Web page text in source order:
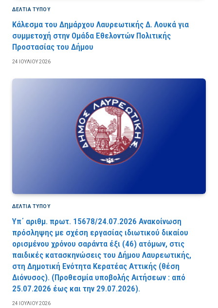
ΔΕΛΤΙΑ ΤΥΠΟΥ
Κάλεσμα του Δημάρχου Λαυρεωτικής Δ. Λουκά για
συμμετοχή στην Ομάδα Εθελοντών Πολιτικής
Προστασίας του Δήμου
24 ΙΟΥΛΊΟΥ 2026
ΔΕΛΤΙΑ ΤΥΠΟΥ
Υπ΄ αριθμ. πρωτ. 15678/24.07.2026 Ανακοίνωση
πρόσληψης με σχέση εργασίας ιδιωτικού δικαίου
ορισμένου χρόνου σαράντα έξι (46) ατόμων, στις
παιδικές κατασκηνώσεις του Δήμου Λαυρεωτικής,
στη Δημοτική Ενότητα Κερατέας Αττικής (θέση
Διόνυσος). (Προθεσμία υποβολής Αιτήσεων : από
25.07.2026 έως και την 29.07.2026).
24 ΙΟΥΛΊΟΥ 2026